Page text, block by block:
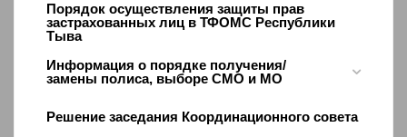
Порядок осуществления защиты прав
застрахованных лиц в ТФОМС Республики
Тыва
Информация о порядке получения/
замены полиса, выборе СМО и МО
Решение заседания Координационного совета